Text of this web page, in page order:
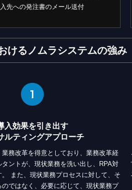
先への発注書のメール送付
けるノムラシステムの強み
入効果を引き出す
ルティングアプローチ
業務改革を得意としており、業務改革経
ントが、現状業務を洗い出し、RPA対
また、現状業務プロセスに対して、そ
ではなく、必要に応じて、現状業務プ